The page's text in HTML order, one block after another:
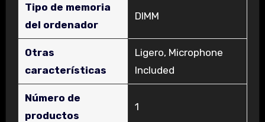
Tipo de memoria
del ordenador
‎DIMM
Otras
características
‎Ligero, Microphone
Included
Número de
productos
‎1